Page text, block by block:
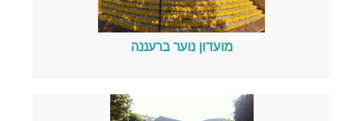
מועדון נוער ברעננה